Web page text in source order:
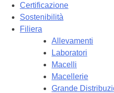
Certificazione
Sostenibilità
Filiera
Allevamenti
Laboratori
Macelli
Macellerie
Grande